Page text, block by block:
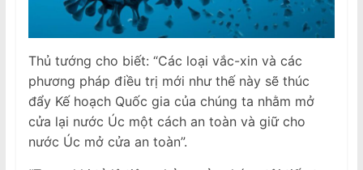
Thủ tướng cho biết: “Các loại vắc-xin và các
phương pháp điều trị mới như thế này sẽ thúc
đẩy Kế hoạch Quốc gia của chúng ta nhằm mở
cửa lại nước Úc một cách an toàn và giữ cho
nước Úc mở cửa an toàn”.